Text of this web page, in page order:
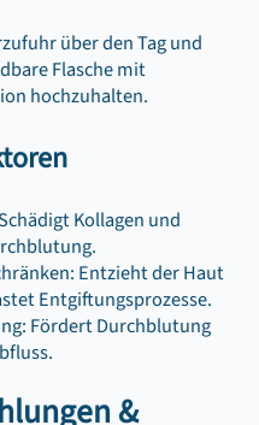
über den Tag und
Flasche mit
hochzuhalten.
Kollagen und
Entzieht der Haut
Entgiftungsprozesse.
Fördert Durchblutung
&